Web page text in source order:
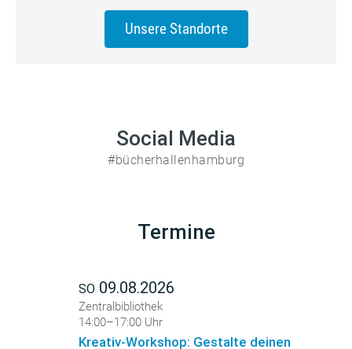
Unsere Standorte
Social Media
#bücherhallenhamburg
Termine
SO 09.08.2026
Zentralbibliothek
14:00–17:00 Uhr
Kreativ-Workshop: Gestalte deinen